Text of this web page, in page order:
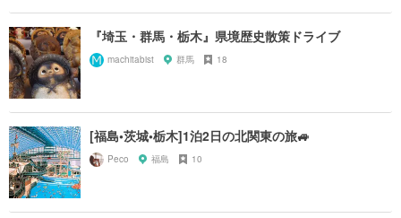
『埼玉・群馬・栃木』県境歴史散策ドライブ
machitabist 群馬 18
[福島•茨城•栃木]1泊2日の北関東の旅🚙
Peco 福島 10